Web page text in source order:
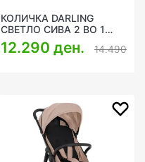
КОЛИЧКА DARLING
СВЕТЛО СИВА 2 ВО 1
2024 КИКАБУ
12.290 ден. 14.490